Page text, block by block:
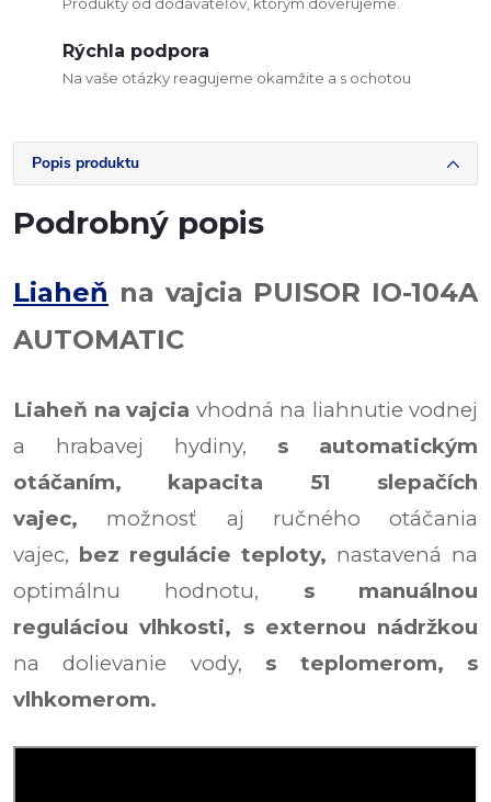
Rýchla podpora
Na vaše otázky reagujeme okamžite a s ochotou
Popis produktu
Podrobný popis
Liaheň na vajcia PUISOR IO-104A
AUTOMATIC
Liaheň na vajcia vhodná na liahnutie vodnej
a hrabavej hydiny, s automatickým
otáčaním, kapacita 51 slepačích
vajec, možnosť aj ručného otáčania
vajec, bez regulácie teploty, nastavená na
optimálnu hodnotu, s manuálnou
reguláciou vlhkosti, s externou nádržkou
na dolievanie vody, s teplomerom, s
vlhkomerom.